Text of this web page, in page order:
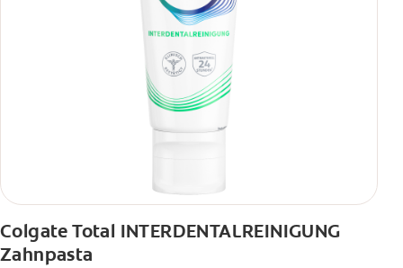
Colgate Total INTERDENTALREINIGUNG
Zahnpasta